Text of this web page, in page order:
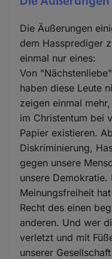
Die Äußerungen
dem Hassprediger
einmal nur eines:
Von
haben diese Leute
zeigen einmal
im Christentum bei
Papier existieren.
Diskriminierung,
gegen unsere
unsere
Meinungsfreiheit
Recht des einen
anderen. Und wer
verletzt und mit
unserer